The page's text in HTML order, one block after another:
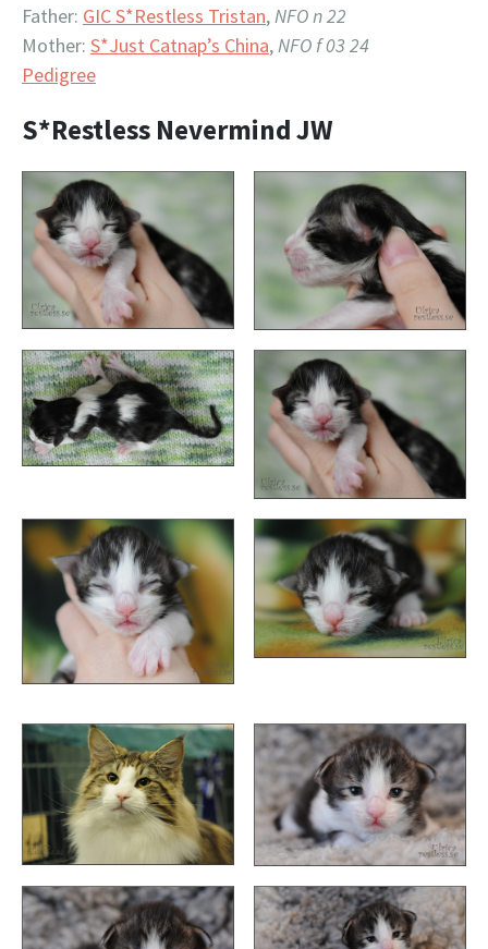
Father: GIC S*Restless Tristan, NFO n 22
Mother: S*Just Catnap’s China, NFO f 03 24
Pedigree
S*Restless Nevermind JW